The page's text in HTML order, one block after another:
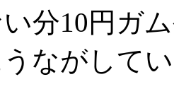
分10円ガ
ながして